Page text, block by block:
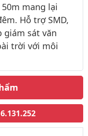
mang lại
Hỗ trợ SMD,
giám sát văn
trời với môi